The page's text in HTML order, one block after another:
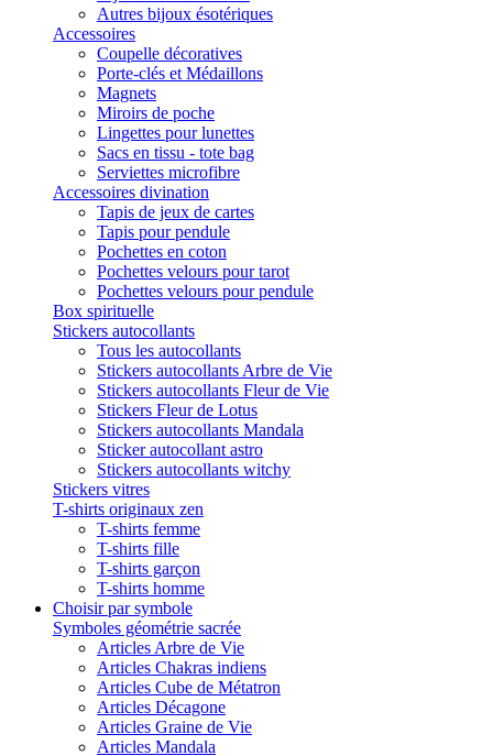
Autres bijoux ésotériques
Accessoires
Coupelle décoratives
Porte-clés et Médaillons
Magnets
Miroirs de poche
Lingettes pour lunettes
Sacs en tissu - tote bag
Serviettes microfibre
Accessoires divination
Tapis de jeux de cartes
Tapis pour pendule
Pochettes en coton
Pochettes velours pour tarot
Pochettes velours pour pendule
Box spirituelle
Stickers autocollants
Tous les autocollants
Stickers autocollants Arbre de Vie
Stickers autocollants Fleur de Vie
Stickers Fleur de Lotus
Stickers autocollants Mandala
Sticker autocollant astro
Stickers autocollants witchy
Stickers vitres
T-shirts originaux zen
T-shirts femme
T-shirts fille
T-shirts garçon
T-shirts homme
Choisir par symbole
Symboles géométrie sacrée
Articles Arbre de Vie
Articles Chakras indiens
Articles Cube de Métatron
Articles Décagone
Articles Graine de Vie
Articles Mandala